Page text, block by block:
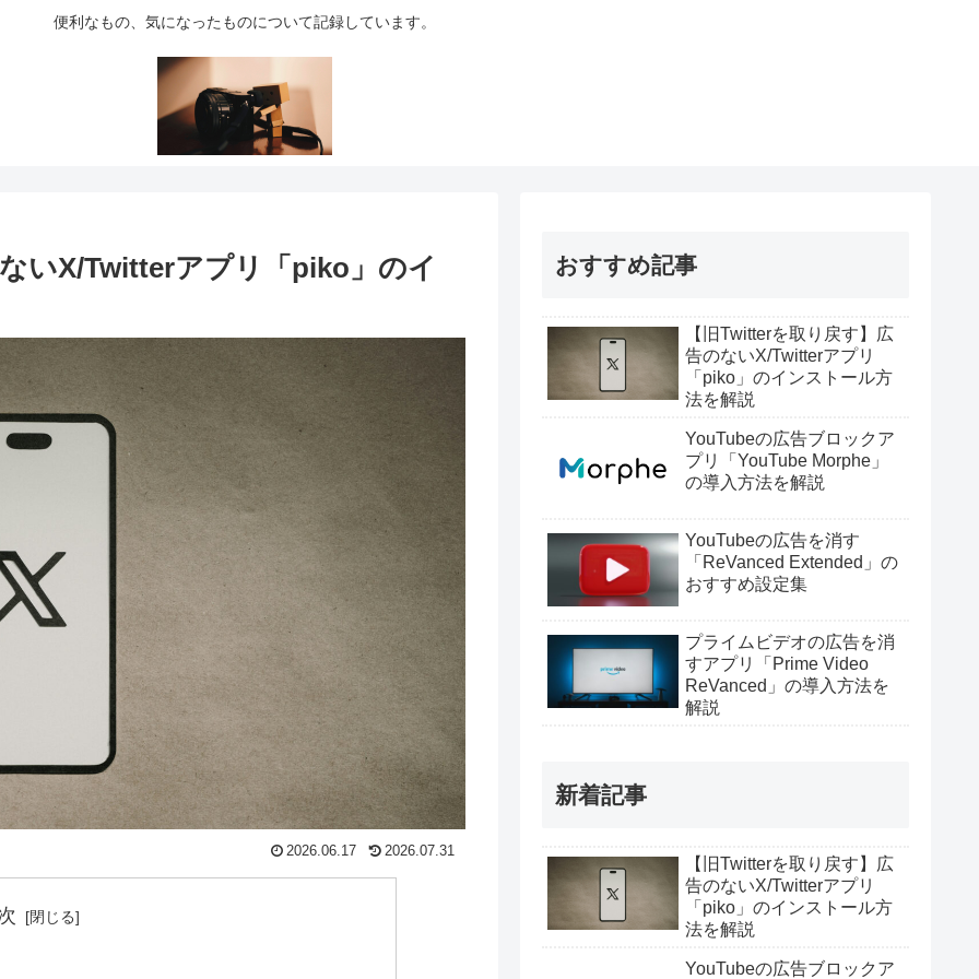
便利なもの、気になったものについて記録しています。
いX/Twitterアプリ「piko」のイ
2026.06.17 2026.07.31
おすすめ記事
【旧Twitterを取り戻す】広
告のないX/Twitterアプリ
「piko」のインストール方
法を解説
YouTubeの広告ブロックア
プリ「YouTube Morphe」
の導入方法を解説
YouTubeの広告を消す
「ReVanced Extended」の
おすすめ設定集
プライムビデオの広告を消
すアプリ「Prime Video
ReVanced」の導入方法を
解説
新着記事
【旧Twitterを取り戻す】広
告のないX/Twitterアプリ
「piko」のインストール方
法を解説
YouTubeの広告ブロックア